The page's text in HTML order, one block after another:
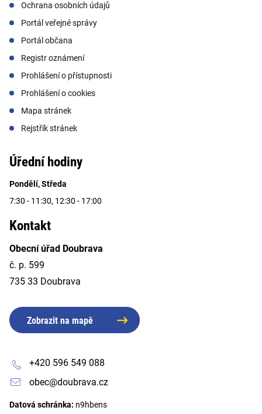
Ochrana osobních údajů
Portál veřejné správy
Portál občana
Registr oznámení
Prohlášení o přístupnosti
Prohlášení o cookies
Mapa stránek
Rejstřík stránek
Úřední hodiny
Pondělí, Středa
7:30 - 11:30, 12:30 - 17:00
Kontakt
Obecní úřad Doubrava
č. p. 599
735 33 Doubrava
Zobrazit na mapě
+420 596 549 088
obec@doubrava.cz
Datová schránka: n9hbens